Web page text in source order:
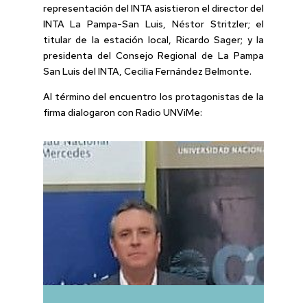
representación del INTA asistieron el director del
INTA La Pampa-San Luis, Néstor Stritzler; el
titular de la estación local, Ricardo Sager; y la
presidenta del Consejo Regional de La Pampa
San Luis del INTA, Cecilia Fernández Belmonte.
Al término del encuentro los protagonistas de la
firma dialogaron con Radio UNViMe: